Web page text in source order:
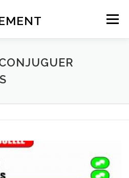
Menu